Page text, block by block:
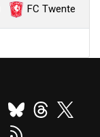
FC Twente